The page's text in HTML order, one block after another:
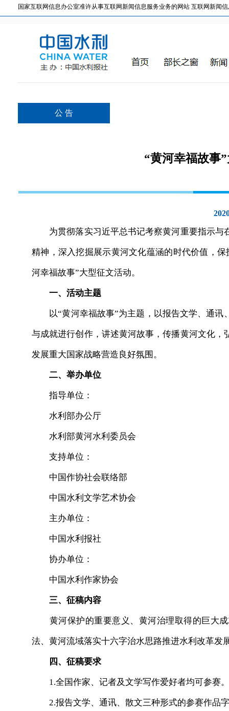
国家互联网信息办公室准许从事互联网新闻信息服务业务的网站 互联网新闻信
公 告
“黄河幸福故事
为贯彻落实习近平总书记考察黄河重要指示与
精神，深入挖掘展示黄河文化蕴涵的时代价值，
河幸福故事”大型征文活动。
一、活动主题
以“黄河幸福故事”为主题，以报告文学、通讯
与成就进行创作，讲述黄河故事，传播黄河文化
发展重大国家战略营造良好氛围。
二、举办单位
指导单位：
水利部办公厅
水利部黄河水利委员会
支持单位：
中国作协社会联络部
中国水利文学艺术协会
主办单位：
中国水利报社
协办单位：
中国水利作家协会
三、征稿内容
黄河保护的重要意义、黄河治理取得的巨大成
法、黄河流域落实十六字治水思路推进水利改革发
四、征稿要求
1.全国作家、记者及文学写作爱好者均可参赛。
2.报告文学、通讯、散文三种形式的参赛作品字